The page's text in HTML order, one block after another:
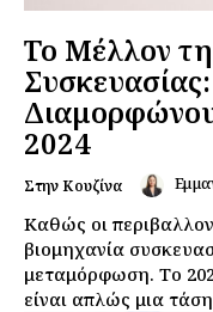
Το Μέλλον
2024
Στην Κουζίνα
Καθώς οι
βιομηχανία
μεταμόρφωση. Το
είναι απλώς μια